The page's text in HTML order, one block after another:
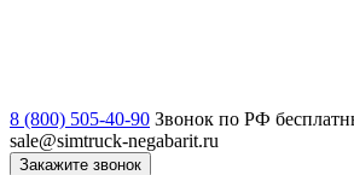
8 (800) 505-40-90 Звонок по РФ
sale@simtruck-negabarit.ru
Закажите звонок